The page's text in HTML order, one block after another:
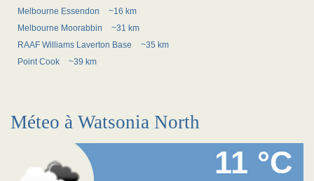
Melbourne Essendon
~16 km
Melbourne Moorabbin
~31 km
RAAF Williams Laverton Base
~35 km
Point Cook
~39 km
Méteo à Watsonia North
11 °C